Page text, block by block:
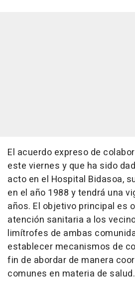
El acuerdo expreso de
este viernes y que ha sido
acto en el Hospital Bidasoa,
en el año 1988 y tendrá una
años. El objetivo principal es
atención sanitaria a los
limítrofes de ambas
establecer mecanismos de
fin de abordar de manera
comunes en materia de salud.